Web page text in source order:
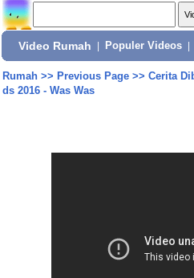
Video Rumah Populer Videos
Rumah>> Previous Page>> Cerita
ds 2016 - Was Was